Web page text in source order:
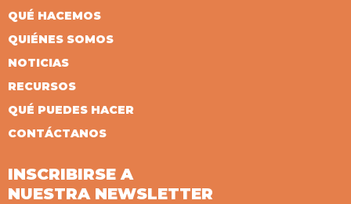
QUÉ HACEMOS
QUIÉNES SOMOS
NOTICIAS
RECURSOS
QUÉ PUEDES HACER
CONTÁCTANOS
INSCRIBIRSE A
NUESTRA NEWSLETTER